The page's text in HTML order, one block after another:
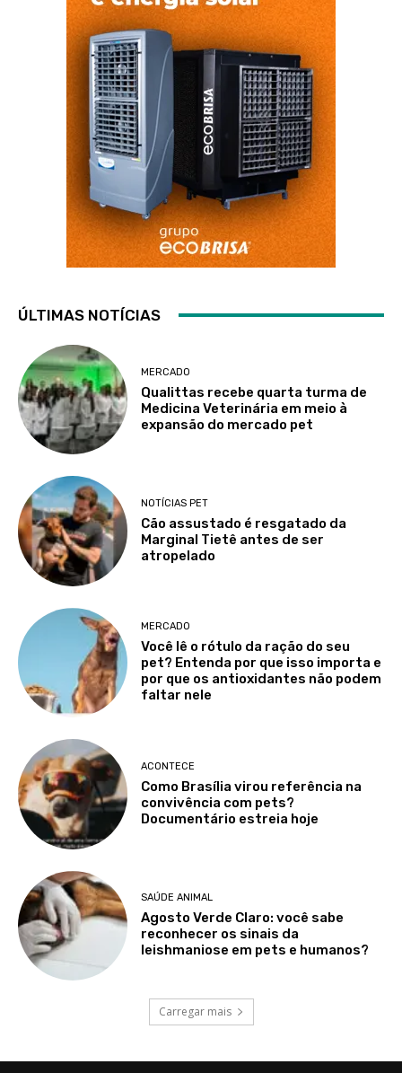
ÚLTIMAS NOTÍCIAS
MERCADO
Qualittas recebe quarta turma de
Medicina Veterinária em meio à
expansão do mercado pet
NOTÍCIAS PET
Cão assustado é resgatado da
Marginal Tietê antes de ser
atropelado
MERCADO
Você lê o rótulo da ração do seu
pet? Entenda por que isso importa e
por que os antioxidantes não podem
faltar nele
ACONTECE
Como Brasília virou referência na
convivência com pets?
Documentário estreia hoje
SAÚDE ANIMAL
Agosto Verde Claro: você sabe
reconhecer os sinais da
leishmaniose em pets e humanos?
Carregar mais